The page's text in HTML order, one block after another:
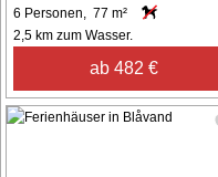
6 Personen, 77 m²
2,5 km zum Wasser.
ab 482 €